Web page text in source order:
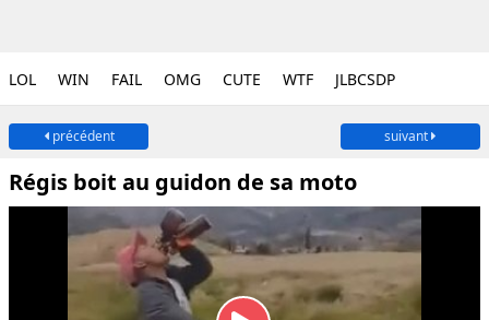
LOL WIN FAIL OMG CUTE WTF JLBCSDP
précédent suivant
Régis boit au guidon de sa moto